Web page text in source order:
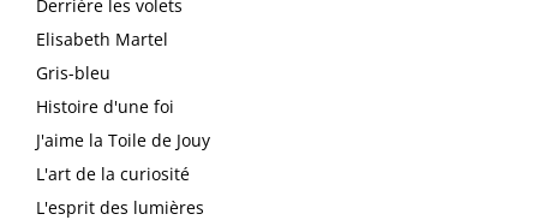
Derrière les volets
Elisabeth Martel
Gris-bleu
Histoire d'une foi
J'aime la Toile de Jouy
L'art de la curiosité
L'esprit des lumières